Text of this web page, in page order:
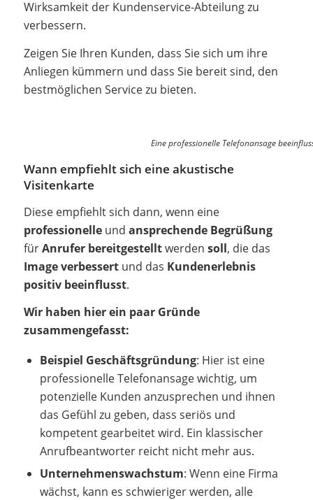
Wirksamkeit der Kundenservice-Abteilung zu
verbessern.
Zeigen Sie Ihren Kunden, dass Sie sich um ihre
Anliegen kümmern und dass Sie bereit sind, den
bestmöglichen Service zu bieten.
Eine professionelle Telefonansage
Wann empfiehlt sich eine akustische
Visitenkarte
Diese empfiehlt sich dann, wenn eine
professionelle und ansprechende Begrüßung
fürAnrufer bereitgestelltwerden soll, die das
Image verbessert und das Kundenerlebnis
positiv beeinflusst.
Wir haben hier ein paar Gründe
zusammengefasst:
Beispiel Geschäftsgründung: Hier ist eine
professionelle Telefonansage wichtig, um
potenzielle Kunden anzusprechen und ihnen
das Gefühl zu geben, dass seriös und
kompetent gearbeitet wird. Ein klassischer
Anrufbeantworter reicht nicht mehr aus.
Unternehmenswachstum: Wenn eine Firma
wächst, kann es schwieriger werden, alle